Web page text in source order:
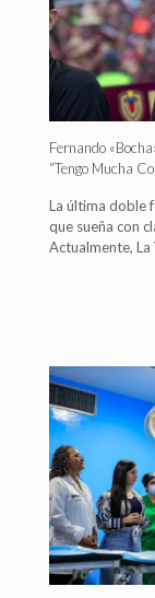
Fernando
“Tengo Mucha
La última doble
que sueña con
Actualmente,